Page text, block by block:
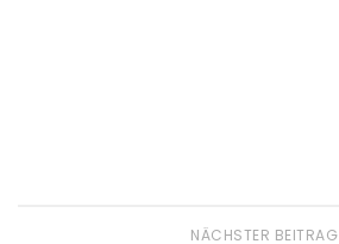
NÄCHSTER BEITRAG